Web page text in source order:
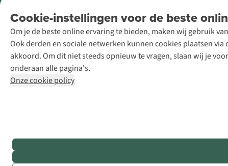
Cookie-instellingen voor de beste
Om je de beste online ervaring te bieden, maken wij gebruik
Ook derden en sociale netwerken kunnen cookies plaatsen
akkoord. Om dit niet steeds opnieuw te vragen, slaan wij je
onderaan alle pagina's.
Onze cookie policy
Retail Concepts
NV,
Smallandlaan
9, B-2660
Hoboken
+32 (0)3 828
30 15